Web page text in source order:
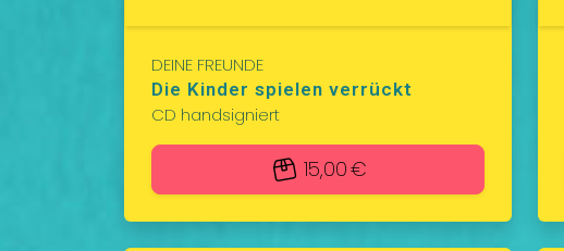
DEINE FREUNDE
Die Kinder spielen verrückt
CD handsigniert
15,00 €